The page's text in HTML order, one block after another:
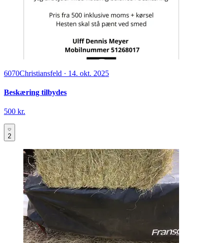
6070Christiansfeld · 14. okt. 2025
Beskæring tilbydes
500 kr.
2